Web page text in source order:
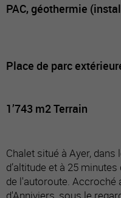
PAC, géothermie
Place de parc
1’743 m2 Terrain
Chalet situé à Ayer, dans
d’altitude et à 25
de l'autoroute. Accroché
d'Anniviers, sous le